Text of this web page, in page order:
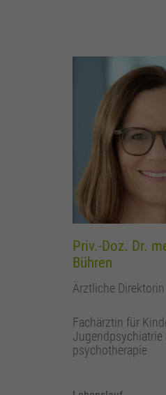
Priv.-Doz. Dr.
Bühren
Ärztliche Direktorin
Fachärztin für
Jugendpsychiatrie
psychotherapie
Wird zur
verwendet.
Google Analytics
1 Minute
Wird verwendet,